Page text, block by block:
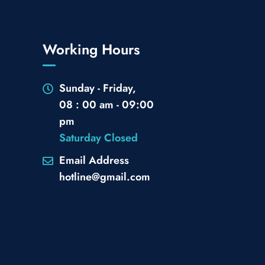
Working Hours
Sunday - Friday,
08 : 00 am - 09:00
pm
Saturday Closed
Email Address
hotline@gmail.com